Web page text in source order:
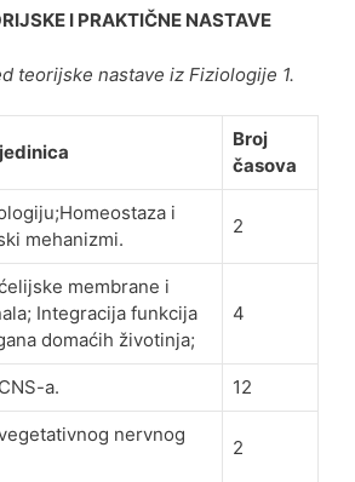
I PRAKTIČNE NASTAVE
teorijske nastave iz Fiziologije 1.
Broj
časova
i
mehanizmi.
2
membrane i
Integracija funkcija
domaćih životinja;
4
a. 12
nervnog
2